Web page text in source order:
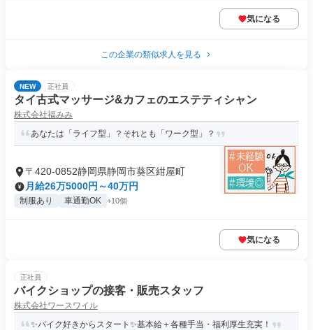
気になる
この企業の類似求人を見る
NEW 正社員
タイ古式マッサージ&カフェのエステティシャン
株式会社福みみ
あなたは「ライフ型」？それとも「ワーク型」？
〒420-0852静岡県静岡市葵区紺屋町
月給26万5000円～40万円
制服あり 車通勤OK +10個
気になる
正社員
バイクショップの接客・販売スタッフ
株式会社ワースワイル
✨バイク好きからスタート✨基本給＋各種手当・福利厚生充実！